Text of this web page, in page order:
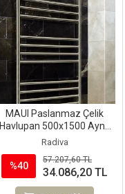
MAUI Paslanmaz Çelik
Havlupan 500x1500 Ayna
Polisaj
Radiva
%40
57.207,60 TL
34.086,20 TL